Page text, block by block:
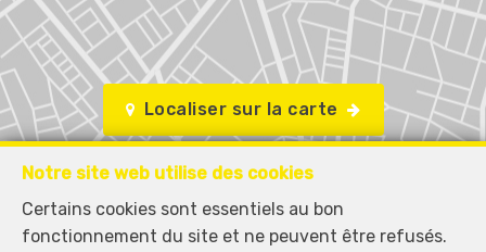
Localiser sur la carte
Notre site web utilise des cookies
Certains cookies sont essentiels au bon
fonctionnement du site et ne peuvent être refusés.